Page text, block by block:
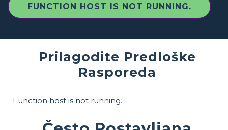
FUNCTION HOST IS NOT RUNNING.
Prilagodite Predloške
Rasporeda
Function host is not running.